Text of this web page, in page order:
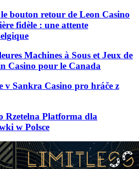
bouton retour de Leon Casino
fidèle : une attente
Machines à Sous et Jeux de
Casino pour le Canada
v Sankra Casino pro hráče z
Rzetelna Platforma dla
w Polsce